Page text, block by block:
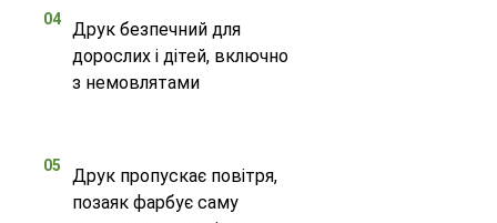
04
Друк безпечний для
дорослих і дітей, включно
з немовлятами
05
Друк пропускає повітря,
позаяк фарбує саму